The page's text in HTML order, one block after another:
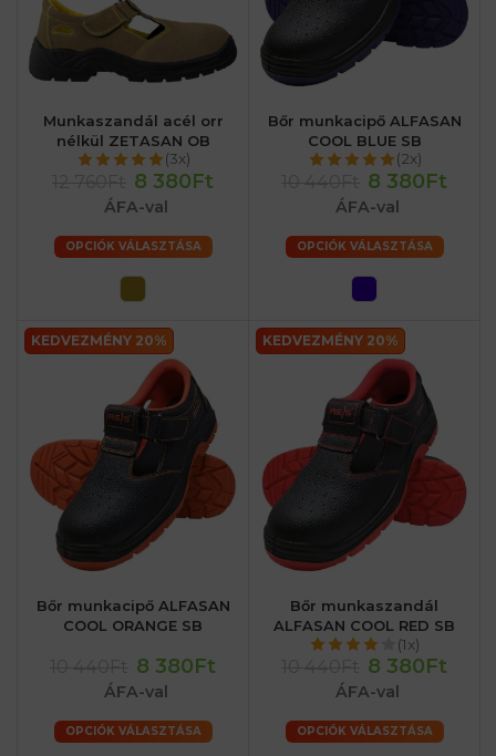
Munkaszandál acél orr
nélkül ZETASAN OB
(3x)
8 380Ft
ÁFA-val
OPCIÓK VÁLASZTÁSA
Bőr munkacipő ALFASAN
COOL BLUE SB
(2x)
8 380Ft
ÁFA-val
OPCIÓK VÁLASZTÁSA
KEDVEZMÉNY 20%
Bőr munkacipő ALFASAN
COOL ORANGE SB
8 380Ft
ÁFA-val
OPCIÓK VÁLASZTÁSA
KEDVEZMÉNY 20%
Bőr munkaszandál
ALFASAN COOL RED SB
(1x)
8 380Ft
ÁFA-val
OPCIÓK VÁLASZTÁSA